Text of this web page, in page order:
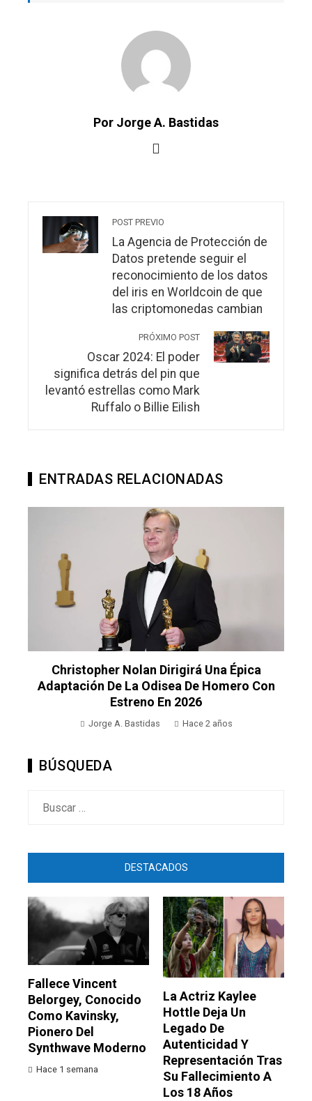
Por Jorge A. Bastidas
POST PREVIO
La Agencia de Protección de
Datos pretende seguir el
reconocimiento de los datos
del iris en Worldcoin de que
las criptomonedas cambian
PRÓXIMO POST
Oscar 2024: El poder
significa detrás del pin que
levantó estrellas como Mark
Ruffalo o Billie Eilish
ENTRADAS RELACIONADAS
Christopher Nolan Dirigirá Una Épica
Adaptación De La Odisea De Homero Con
Estreno En 2026
Jorge A. Bastidas Hace 2 años
BÚSQUEDA
DESTACADOS
Fallece Vincent
Belorgey, Conocido
Como Kavinsky,
Pionero Del
Synthwave Moderno
Hace 1 semana
La Actriz Kaylee
Hottle Deja Un
Legado De
Autenticidad Y
Representación Tras
Su Fallecimiento A
Los 18 Años